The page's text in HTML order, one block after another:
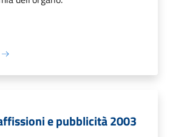
e pubblicità 2003